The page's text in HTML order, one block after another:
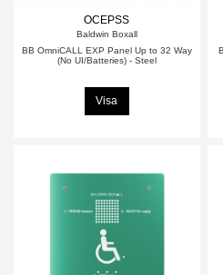
OCEPSS
Baldwin Boxall
BB OmniCALL EXP Panel Up to 32 Way
(No UI/Batteries) - Steel
Visa